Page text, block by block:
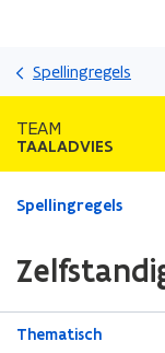
Spellingregels
TEAM
TAALADVIES
Gedaan
zich
op:
Spellingregels
Thematisch